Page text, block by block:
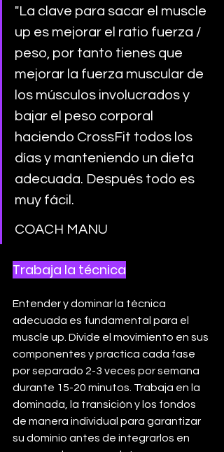
"La clave para sacar el muscle
up es mejorar el ratio fuerza /
peso, por tanto tienes que
mejorar la fuerza muscular de
los músculos involucrados y
bajar el peso corporal
haciendo CrossFit todos los
días y manteniendo un dieta
adecuada. Después todo es
muy fácil.
COACH MANU
Trabaja la técnica
Entender y dominar la técnica
adecuada es fundamental para el
muscle up. Divide el movimiento en sus
componentes y practica cada fase
por separado 2-3 veces por semana
durante 15-20 minutos. Trabaja en la
dominada, la transición y los fondos
de manera individual para garantizar
su dominio antes de integrarlos en